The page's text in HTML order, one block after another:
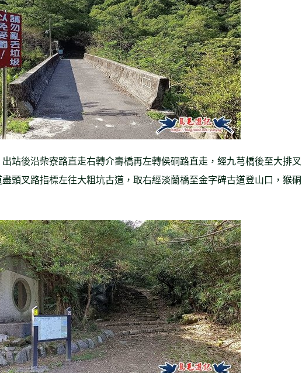
站後沿柴寮路直走右轉介壽橋再左轉侯硐路直走，經九芎橋後至大排叉
頭叉路指標左往大粗坑古道，取右經淡蘭橋至金字碑古道登山口，猴硐